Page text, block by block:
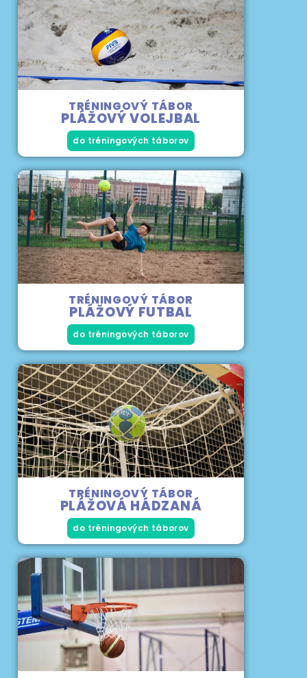
TRÉNINGOVÝ TÁBOR
PLÁŽOVÝ VOLEJBAL
do tréningových táborov
TRÉNINGOVÝ TÁBOR
PLÁŽOVÝ FUTBAL
do tréningových táborov
TRÉNINGOVÝ TÁBOR
PLÁŽOVÁ HÁDZANÁ
do tréningových táborov